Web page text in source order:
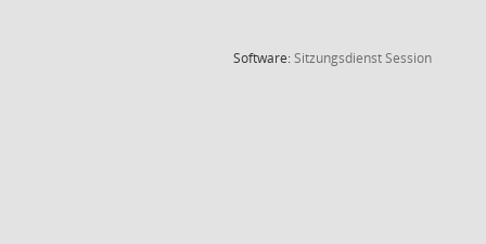
Software:SitzungsdienstSession(Wird in